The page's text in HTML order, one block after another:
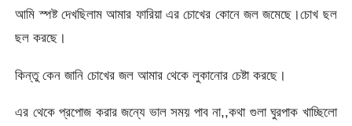
আমি স্পষ্ট দেখছিলাম আমার ফারিয়া এর চোখের কোনে জল জমেছে।চোখ ছল
ছল করছে।
কিন্তু কেন জানি চোখের জল আমার থেকে লুকানোর চেষ্টা করছে।
এর থেকে প্রপোজ করার জন্যে ভাল সময় পাব না,,কথা গুলা ঘুরপাক খাচ্ছিলো